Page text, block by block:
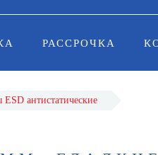
РАССРОЧКА
антистатические